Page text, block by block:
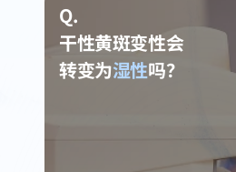
Q.
干性黄斑变性会
转变为湿性吗？